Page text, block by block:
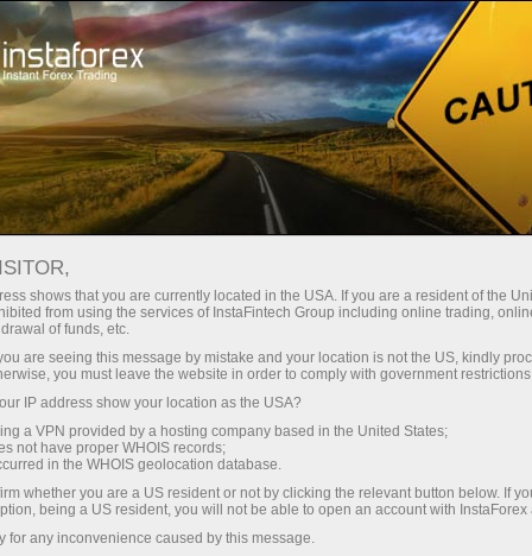
TAXA DE DESEMPREGO NO
REINO UNIDO SE MANTÉM
ESTÁVEL EM 4,7%
shows that you are currently located in the USA. If you are a resident of the
from using the services of InstaFintech Group including online trading,
of funds, etc.
are seeing this message by mistake and your location is not the US, kindly
you must leave the website in order to comply with government
IP address show your location as the USA?
a VPN provided by a hosting company based in the United States;
not have proper WHOIS records;
in the WHOIS geolocation database.
whether you are a US resident or not by clicking the relevant button below. If
being a US resident, you will not be able to open an account with InstaForex
for any inconvenience caused by this message.